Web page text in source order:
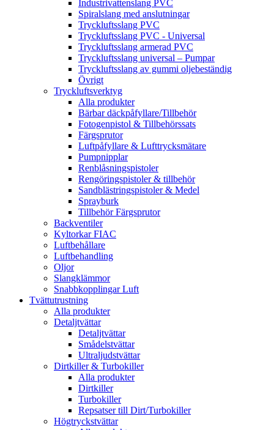
Industrivattenslang PVC
Spiralslang med anslutningar
Tryckluftsslang PVC
Tryckluftsslang PVC - Universal
Tryckluftsslang armerad PVC
Tryckluftsslang universal – Pumpar
Tryckluftsslang av gummi oljebeständig
Övrigt
Tryckluftsverktyg
Alla produkter
Bärbar däckpåfyllare/Tillbehör
Fotogenpistol & Tillbehörssats
Färgsprutor
Luftpåfyllare & Lufttrycksmätare
Pumpnipplar
Renblåsningspistoler
Rengöringspistoler & tillbehör
Sandblästringspistoler & Medel
Sprayburk
Tillbehör Färgsprutor
Backventiler
Kyltorkar FIAC
Luftbehållare
Luftbehandling
Oljor
Slangklämmor
Snabbkopplingar Luft
Tvättutrustning
Alla produkter
Detaljtvättar
Detaljtvättar
Smådelstvättar
Ultraljudstvättar
Dirtkiller & Turbokiller
Alla produkter
Dirtkiller
Turbokiller
Repsatser till Dirt/Turbokiller
Högtryckstvättar